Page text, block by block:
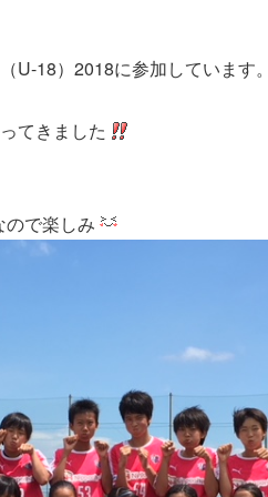
U-18）2018に参加しています。
てきました
で楽しみ